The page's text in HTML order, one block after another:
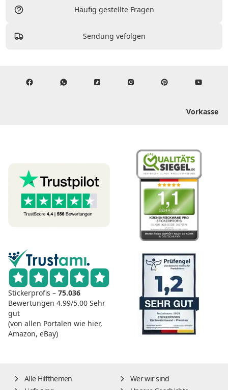
Häufig gestellte Fragen
Sendung vefolgen
Vorkasse
Stickerprofis – 75.036
Bewertungen 4.99/5.00 Sehr
gut
(von allen Portalen wie hier,
Amazon, eBay)
Alle Hilfthemen
Wer wir sind